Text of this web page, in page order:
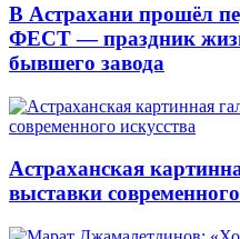
В Астрахани прошёл
ФЕСТ — праздник
бывшего завода
Астраханская
выставки